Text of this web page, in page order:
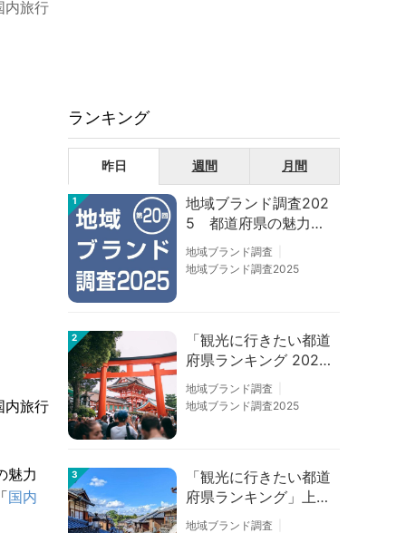
内旅行
内旅行
魅力
国内
ランキング
昨日 週間 月間
1
地域ブランド調査202
5 都道府県の魅力度
等調査結果
地域ブランド調査
地域ブランド調査2025
2
「観光に行きたい都道
府県ランキング 202
6」京都は低下、神奈
川上昇
地域ブランド調査
地域ブランド調査2025
3
「観光に行きたい都道
府県ランキング」上位
の順位に変動あり
地域ブランド調査